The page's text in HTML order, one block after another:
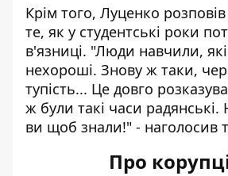
Крім того, Луценко
те, як у студентські роки
в'язниці. "Люди навчили,
нехороші. Знову ж таки,
тупість... Це довго
ж були такі часи
ви щоб знали!" - наголосив
Про